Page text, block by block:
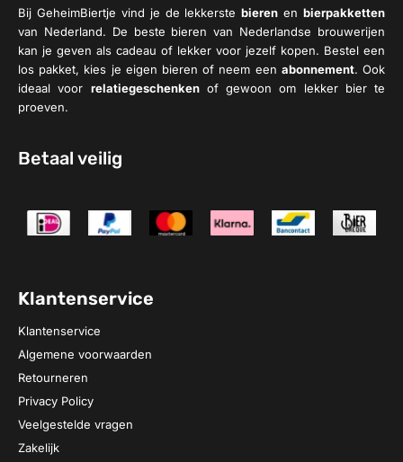
Bij GeheimBiertje vind je de lekkerstebieren en bierpakketten
van Nederland. De beste bieren van Nederlandse brouwerijen
kan je geven als cadeau of lekker voor jezelf kopen. Bestel een
los pakket, kies je eigen bieren of neem een abonnement. Ook
ideaal voor relatiegeschenkenof gewoon om lekker bier te
proeven.
Betaal veilig
Klantenservice
Klantenservice
Algemene voorwaarden
Retourneren
Privacy Policy
Veelgestelde vragen
Zakelijk